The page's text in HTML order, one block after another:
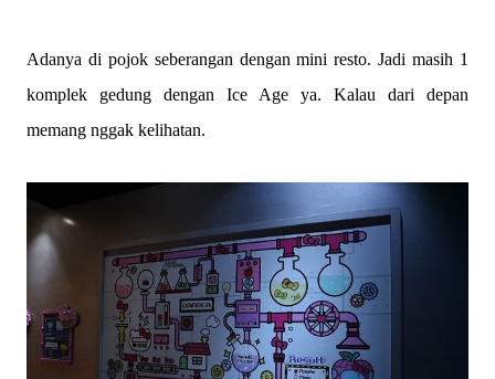
Adanya di pojok seberangan dengan mini resto. Jadi masih 1
komplek gedung dengan Ice Age ya. Kalau dari depan
memang nggak kelihatan.